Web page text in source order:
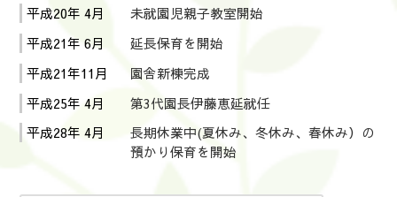
平成20年 4月
未就園児親子教室開始
平成21年 6月
延長保育を開始
平成21年11月
園舎新棟完成
平成25年 4月
第3代園長伊藤恵延就任
平成28年 4月
長期休業中(夏休み、冬休み、春休み）の
預かり保育を開始